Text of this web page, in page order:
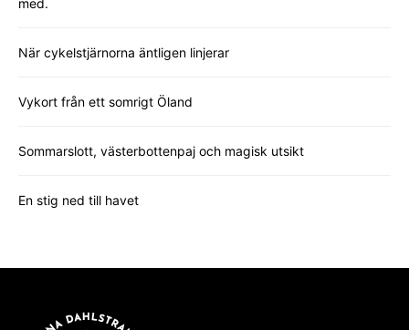
När cykelstjärnorna äntligen linjerar
Vykort från ett somrigt Öland
Sommarslott, västerbottenpaj och magisk utsikt
En stig ned till havet